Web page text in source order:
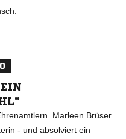
Marleen Brüser
- und absolviert ein